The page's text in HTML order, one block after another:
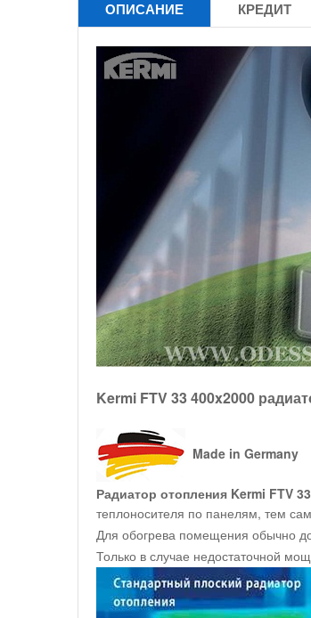
ОПИСАНИЕ КРЕДИТ
Kermi FTV 33 400x2000
Made in Germany
Радиатор отопления Kermi FTV
теплоносителя по панелям, тем
Для обогрева помещения обычно
Только в случае недостаточной